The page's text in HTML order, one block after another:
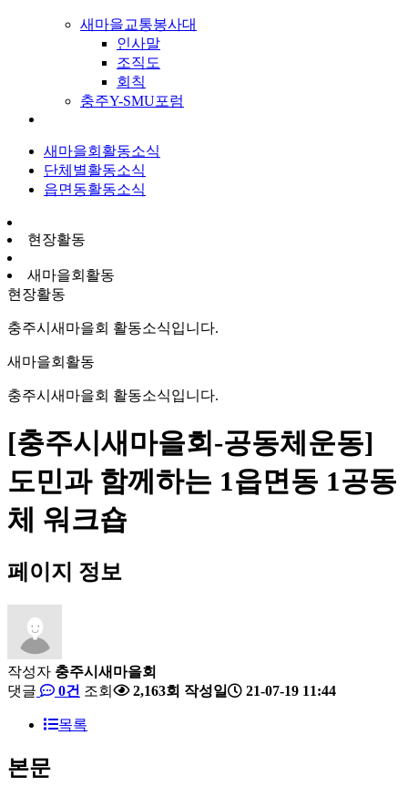
새마을교통봉사대
인사말
조직도
회칙
충주Y-SMU포럼
새마을회활동소식
단체별활동소식
읍면동활동소식
현장활동
새마을회활동
현장활동
충주시새마을회 활동소식입니다.
새마을회활동
충주시새마을회 활동소식입니다.
[충주시새마을회-공동체운동]
도민과 함께하는 1읍면동 1공동
체 워크숍
페이지 정보
작성자 충주시새마을회
댓글
0건 조회 2,163회 작성일 21-07-19 11:44
목록
본문